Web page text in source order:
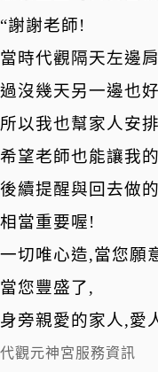
“謝謝老師!
當時代觀隔天左邊
過沒幾天另一邊也
所以我也幫家人安
希望老師也能讓我
後續提醒與回去做
相當重要喔!
一切唯心造,當您願
當您豐盛了,
身旁親愛的家人,愛
代觀元神宮服務資訊